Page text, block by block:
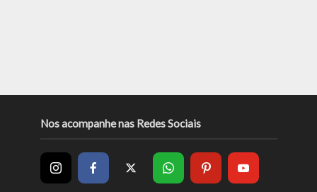
Nos acompanhe nas Redes Sociais